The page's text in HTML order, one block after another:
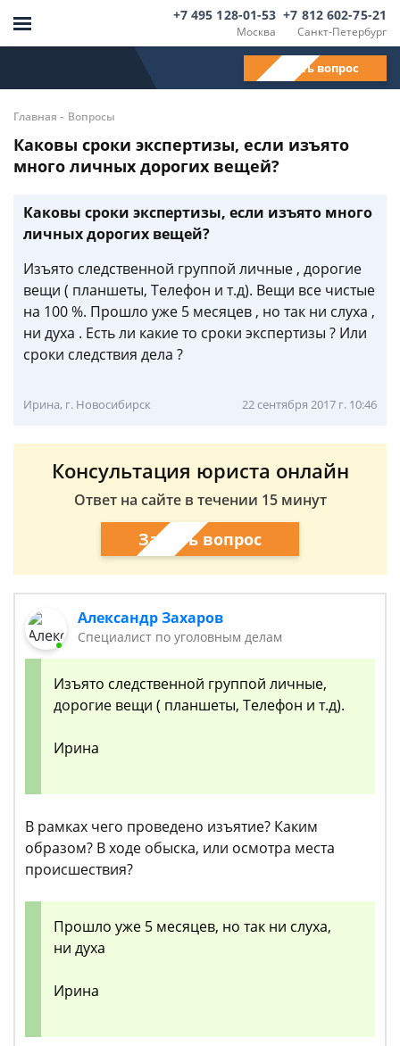
Москва
+7 495 128-01-53
Санкт-Петербург
+7 812 602-75-21
Задать вопрос
Главная - Вопросы
Каковы сроки экспертизы, если изъято
много личных дорогих вещей?
Каковы сроки экспертизы, если изъято много
личных дорогих вещей?
Изъято следственной группой личные , дорогие
вещи ( планшеты, Телефон и т.д). Вещи все чистые
на 100 %. Прошло уже 5 месяцев , но так ни слуха ,
ни духа . Есть ли какие то сроки экспертизы ? Или
сроки следствия дела ?
Ирина, г. Новосибирск 22 сентября 2017 г. 10:46
Консультация юриста онлайн
Ответ на сайте в течении 15 минут
Задать вопрос
Александр Захаров
Специалист по уголовным делам
Изъято следственной группой личные,
дорогие вещи ( планшеты, Телефон и т.д).
Ирина
В рамках чего проведено изъятие? Каким
образом? В ходе обыска, или осмотра места
происшествия?
Прошло уже 5 месяцев, но так ни слуха,
ни духа
Ирина